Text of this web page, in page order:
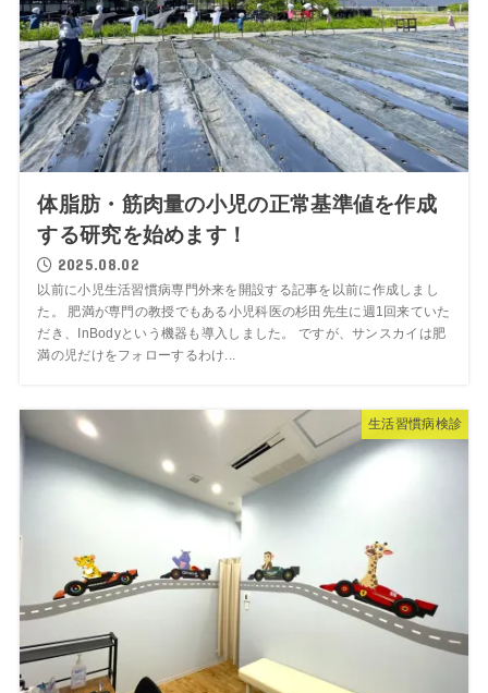
体脂肪・筋肉量の小児の正常基準値を作成
する研究を始めます！
2025.08.02
以前に小児生活習慣病専門外来を開設する記事を以前に作成しまし
た。 肥満が専門の教授でもある小児科医の杉田先生に週1回来ていた
だき、InBodyという機器も導入しました。 ですが、サンスカイは肥
満の児だけをフォローするわけ...
生活習慣病検診